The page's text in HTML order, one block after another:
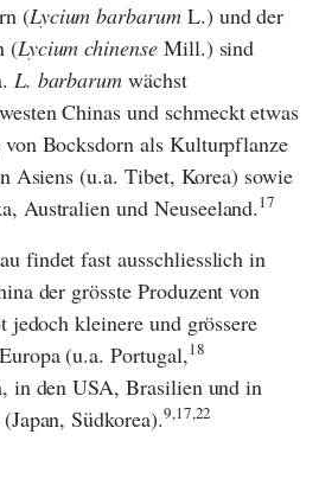
(Lycium barbarum L.) und der
(Lycium chinense Mill.) sind
L. barbarum wächst
Chinas und schmeckt etwas
Bocksdorn als Kulturpflanze
Asiens (u.a. Tibet, Korea) sowie
Australien und Neuseeland.17
findet fast ausschliesslich in
der grösste Produzent von
kleinere und grössere
(u.a. Portugal,18
in den USA, Brasilien und in
Südkorea).9,17,22